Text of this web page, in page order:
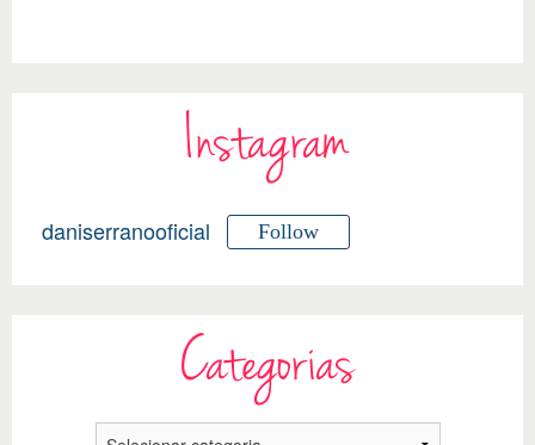
Instagram
daniserranooficial Follow
Categorias